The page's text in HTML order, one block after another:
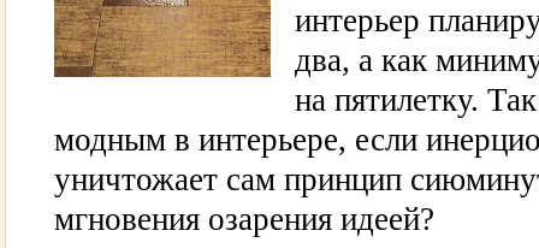
интерьер
два, а как
на пятилетку.
модным в интерьере, если
уничтожает сам принцип
мгновения озарения идеей?